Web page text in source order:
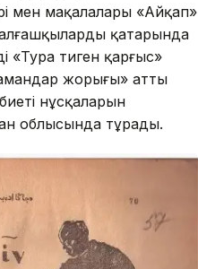
мен мақалалары «Айқап»
қатарында
«Тура тиген қарғыс»
жорығы» атты
нұсқаларын
облысында тұрады.